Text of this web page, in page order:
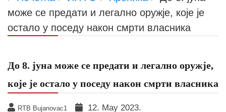
може се предати и легално оружје, које је
остало у поседу након смрти власника
До 8. јуна може се предати и легално оружје,
које је остало у поседу након смрти власника
RTB Bujanovac1 12. May 2023.